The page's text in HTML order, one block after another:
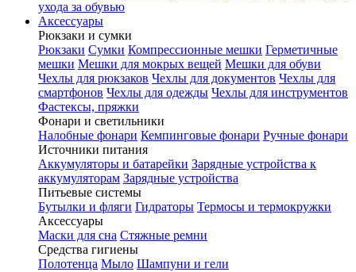
ухода за обувью
Аксессуары
Рюкзаки и сумки
Рюкзаки Сумки Компрессионные мешки Герметичные
мешки Мешки для мокрых вещей Мешки для обуви
Чехлы для рюкзаков Чехлы для документов Чехлы для
смартфонов Чехлы для одежды Чехлы для инструментов
Фастексы, пряжки
Фонари и светильники
Налобные фонари Кемпинговые фонари Ручные фонари
Источники питания
Аккумуляторы и батарейки Зарядные устройства к
аккумуляторам Зарядные устройства
Питьевые системы
Бутылки и фляги Гидраторы Термосы и термокружки
Аксессуары
Маски для сна Стяжные ремни
Средства гигиены
Полотенца Мыло Шампуни и гели